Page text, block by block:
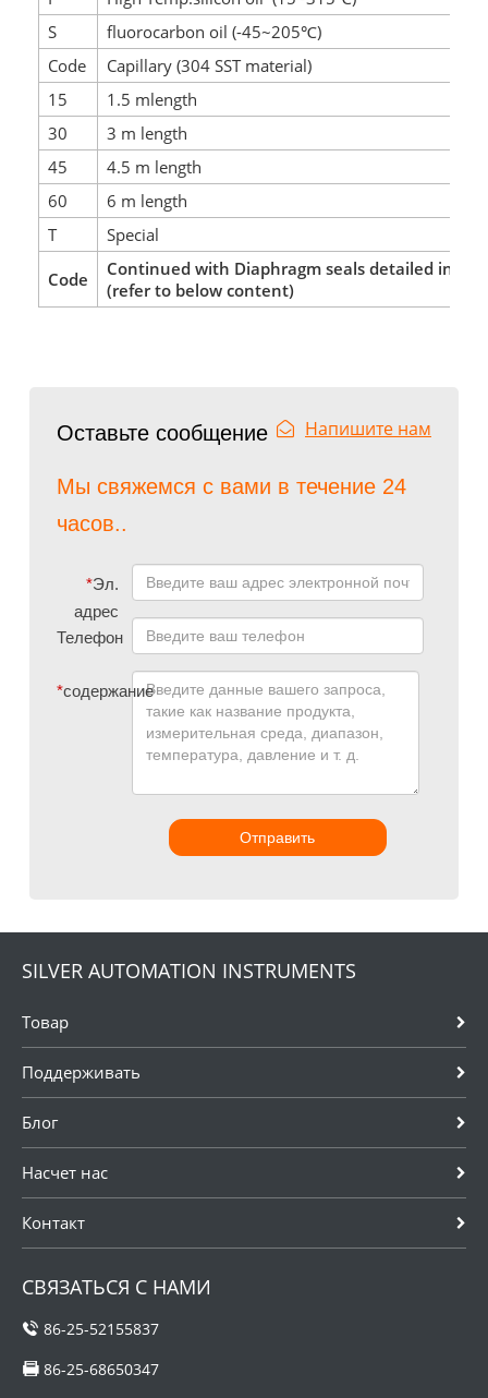
S
fluorocarbon oil (-45~205℃)
Code
Capillary (304 SST material)
15
1.5 mlength
30
3 m length
45
4.5 m length
60
6 m length
T
Special
Code
Continued with Diaphragm seals detailed
(refer to below content)
Оставьте сообщение Напишите нам
Мы свяжемся с вами в течение 24
часов..
*Эл.
адрес
Телефон
*содержание
Отправить
SILVER AUTOMATION INSTRUMENTS
Товар
Поддерживать
Блог
Насчет нас
Контакт
СВЯЗАТЬСЯ С НАМИ
86-25-52155837
86-25-68650347